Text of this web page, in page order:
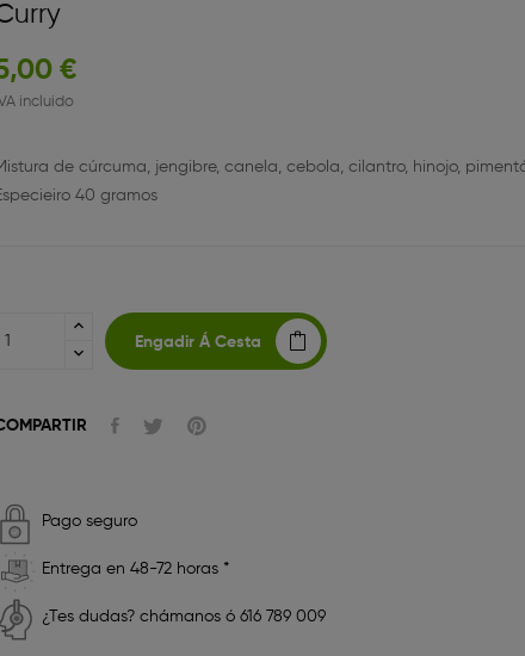
€
incluido
de cúrcuma, jengibre, canela, cebola, cilantro, hinojo,
40 gramos
Engadir Á Cesta
Pago seguro
Entrega en 48-72 horas *
¿Tes dudas? chámanos ó 616 789 009